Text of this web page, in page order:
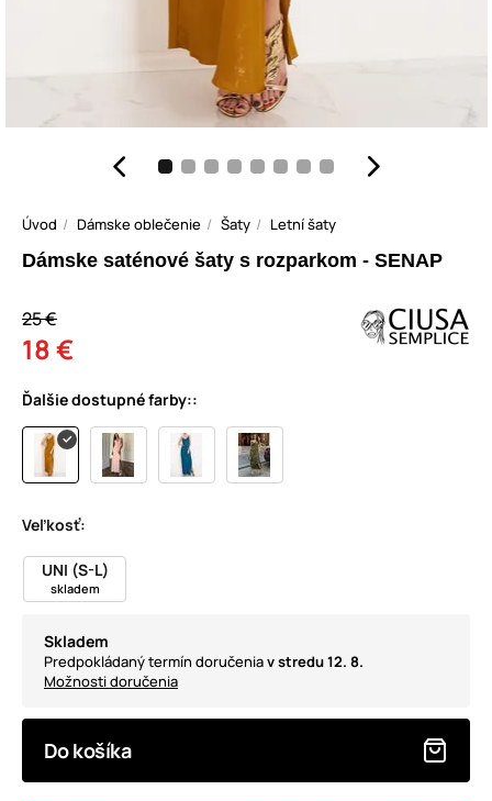
Úvod Dámske oblečenie Šaty Letní šaty
Dámske saténové šaty s rozparkom - SENAP
25 €
18 €
Ďalšie dostupné farby::
Veľkosť:
UNI (S-L)
skladem
Skladem
Predpokládaný termín doručeniav stredu 12. 8.
Možnosti doručenia
Do košíka